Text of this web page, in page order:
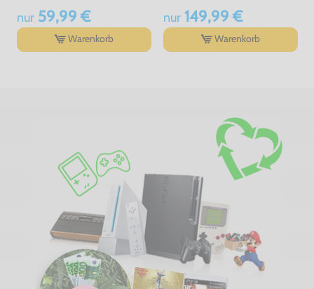
nur59,99 €
Warenkorb
nur149,99 €
Warenkorb